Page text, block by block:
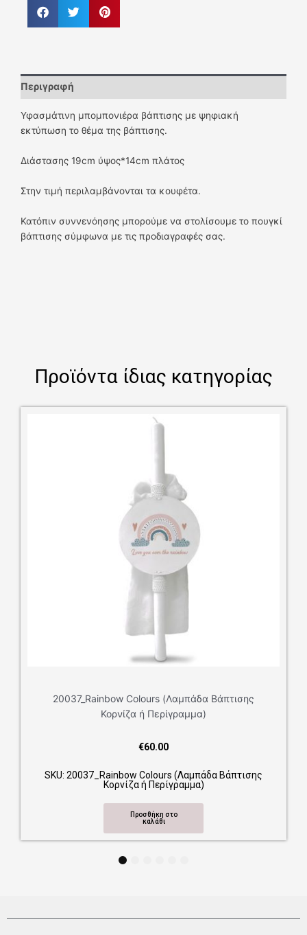
Περιγραφή
Υφασμάτινη μπομπονιέρα βάπτισης με ψηφιακή
εκτύπωση το θέμα της βάπτισης.
Διάστασης 19cm ύψος*14cm πλάτος
Στην τιμή περιλαμβάνονται τα κουφέτα.
Κατόπιν συννενόησης μπορούμε να στολίσουμε το πουγκί
βάπτισης σύμφωνα με τις προδιαγραφές σας.
Προϊόντα ίδιας κατηγορίας
20037_Rainbow Colours (Λαμπάδα Βάπτισης
Κορνίζα ή Περίγραμμα)
€60.00
SKU: 20037_Rainbow Colours (Λαμπάδα Βάπτισης
Κορνίζα ή Περίγραμμα)
Προσθήκη στο
καλάθι
4